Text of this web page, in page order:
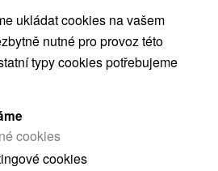
ukládat cookies na vašem
nutné pro provoz této
typy cookies potřebujeme
cookies
cookies